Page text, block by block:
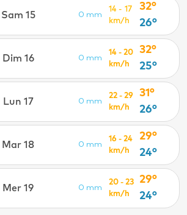
Sam 15 0 mm
14 - 17
km/h
32°
26°
Dim 16 0 mm
14 - 20
km/h
32°
25°
Lun 17 0 mm
22 - 29
km/h
31°
26°
Mar 18 0 mm
16 - 24
km/h
29°
24°
Mer 19 0 mm
20 - 23
km/h
29°
24°